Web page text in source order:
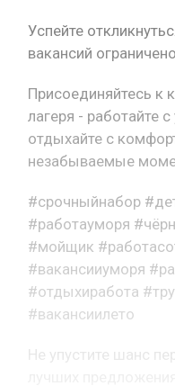
Успейте
вакансий
Присоединяйтесь к
лагеря - работайте
отдыхайте с
незабываемые
#срочныйнабор
#работауморя
#мойщик
#вакансииуморя
#отдыхиработа
#вакансиилето
Не упустите шанс